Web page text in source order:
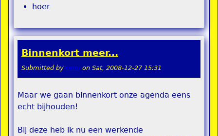
hoer
Binnenkort meer...
Submitted by remi on Sat, 2008-12-27 15:31
Maar we gaan binnenkort onze agenda eens
echt bijhouden!
Bij deze heb ik nu een werkende